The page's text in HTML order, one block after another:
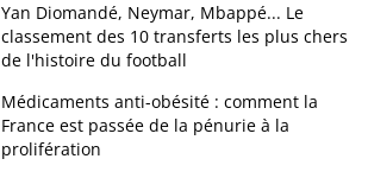
Yan Diomandé, Neymar, Mbappé... Le
classement des 10 transferts les plus chers
de l'histoire du football
Médicaments anti-obésité : comment la
France est passée de la pénurie à la
prolifération